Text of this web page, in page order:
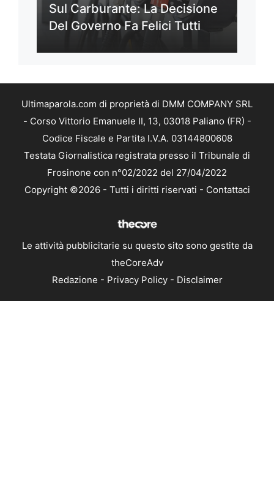
Sul Carburante: La Decisione
Del Governo Fa Felici Tutti
Ultimaparola.com di proprietà di DMM COMPANY SRL
- Corso Vittorio Emanuele II, 13, 03018 Paliano (FR) -
Codice Fiscale e Partita I.V.A. 03144800608
Testata Giornalistica registrata presso il Tribunale di
Frosinone con n°02/2022 del 27/04/2022
Copyright ©2026 - Tutti i diritti riservati - Contattaci
Le attività pubblicitarie su questo sito sono gestite da
theCoreAdv
Redazione - Privacy Policy- Disclaimer